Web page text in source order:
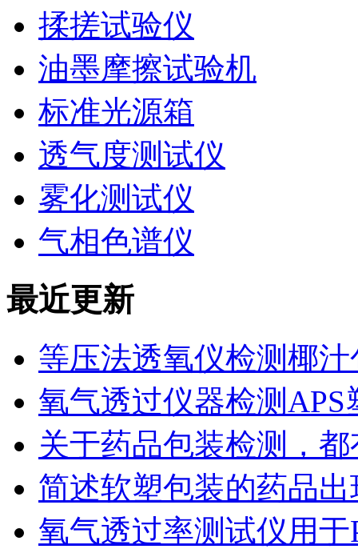
揉搓试验仪
油墨摩擦试验机
标准光源箱
透气度测试仪
雾化测试仪
气相色谱仪
最近更新
等压法透氧仪检测椰
氧气透过仪器检测
关于药品包装检测，
简述软塑包装的药品
氧气透过率测试仪用